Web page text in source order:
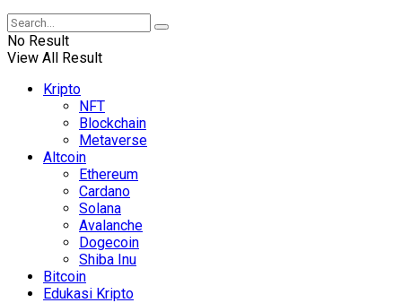
No Result
View All Result
Kripto
NFT
Blockchain
Metaverse
Altcoin
Ethereum
Cardano
Solana
Avalanche
Dogecoin
Shiba Inu
Bitcoin
Edukasi Kripto